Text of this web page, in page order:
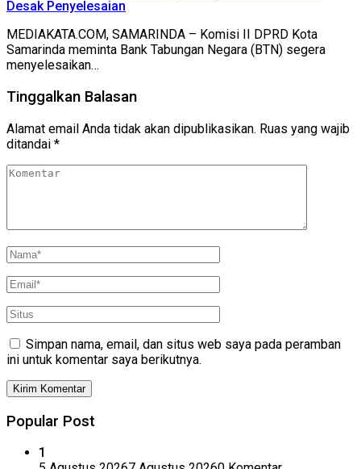
Desak Penyelesaian
MEDIAKATA.COM, SAMARINDA – Komisi II DPRD Kota
Samarinda meminta Bank Tabungan Negara (BTN) segera
menyelesaikan…
Tinggalkan Balasan
Alamat email Anda tidak akan dipublikasikan. Ruas yang wajib
ditandai *
Simpan nama, email, dan situs web saya pada peramban
ini untuk komentar saya berikutnya.
Popular Post
1